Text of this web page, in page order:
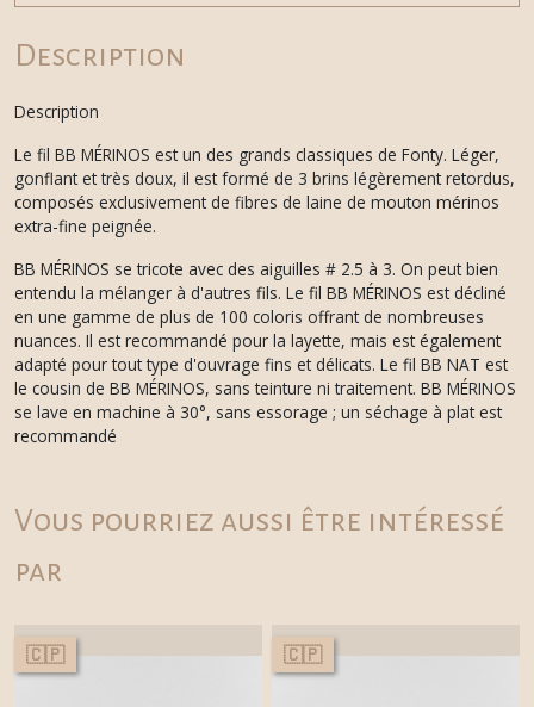
Description
Description
Le fil BB MÉRINOS est un des grands classiques de Fonty. Léger,
gonflant et très doux, il est formé de 3 brins légèrement retordus,
composés exclusivement de fibres de laine de mouton mérinos
extra-fine peignée.
BB MÉRINOS se tricote avec des aiguilles # 2.5 à 3. On peut bien
entendu la mélanger à d'autres fils. Le fil BB MÉRINOS est décliné
en une gamme de plus de 100 coloris offrant de nombreuses
nuances. Il est recommandé pour la layette, mais est également
adapté pour tout type d'ouvrage fins et délicats. Le fil BB NAT est
le cousin de BB MÉRINOS, sans teinture ni traitement. BB MÉRINOS
se lave en machine à 30°, sans essorage ; un séchage à plat est
recommandé
Vous pourriez aussi être intéressé
par
🇨🇵 🇨🇵